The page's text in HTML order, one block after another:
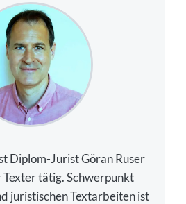
Diplom-Jurist Göran Ruser
tätig. Schwerpunkt
juristischen Textarbeiten ist